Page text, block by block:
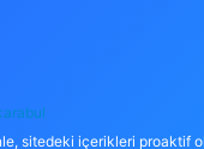
sitedeki içerikleri proaktif